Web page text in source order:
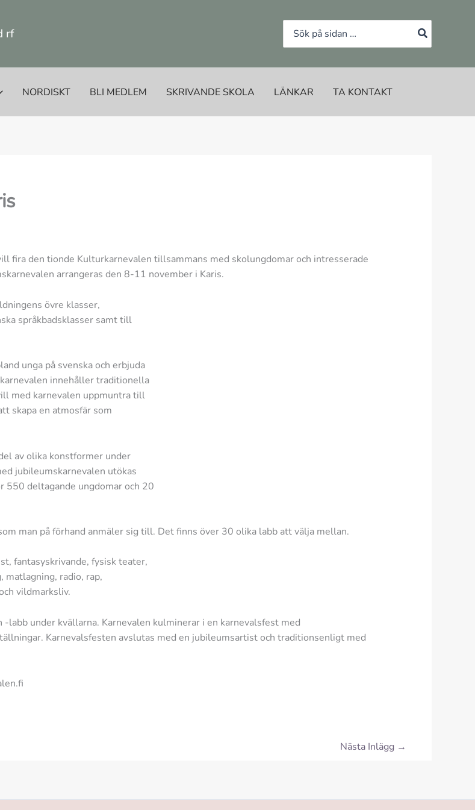
rf
Search
for:
NORDISKT BLI MEDLEM SKRIVANDE SKOLA LÄNKAR TA KONTAKT
fira den tionde Kulturkarnevalen tillsammans med skolungdomar och intresserade
arrangeras den 8-11 november i Karis.
övre klasser,
språkbadsklasser samt till
unga på svenska och erbjuda
innehåller traditionella
med karnevalen uppmuntra till
skapa en atmosfär som
av olika konstformer under
jubileumskarnevalen utökas
deltagande ungdomar och 20
man på förhand anmäler sig till. Det finns över 30 olika labb att välja mellan.
fantasyskrivande, fysisk teater,
matlagning, radio, rap,
vildmarksliv.
under kvällarna. Karnevalen kulminerar i en karnevalsfest med
Karnevalsfesten avslutas med en jubileumsartist och traditionsenligt med
Nästa Inlägg →